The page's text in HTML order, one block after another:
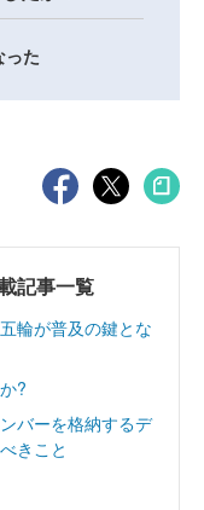
った
記事一覧
輪が普及の鍵とな
?
バーを格納するデ
きこと